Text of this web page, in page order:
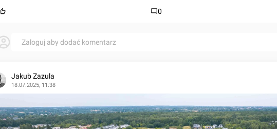
0
Zaloguj aby dodać komentarz
Jakub Zazula
18.07.2025, 11:38